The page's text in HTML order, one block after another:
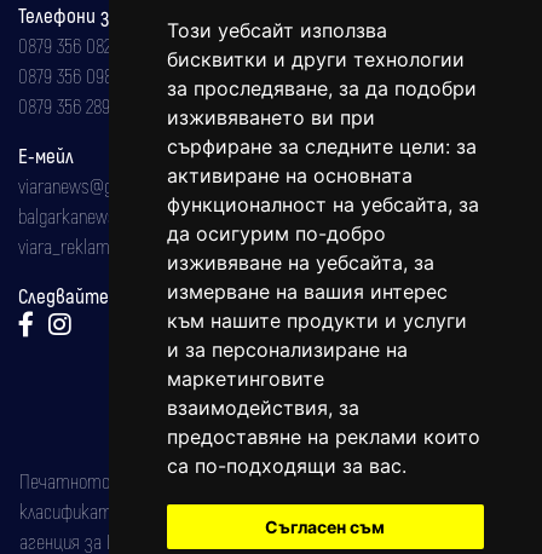
Този уебсайт използва
бисквитки и други технологии
за проследяване, за да подобри
изживяването ви при
сърфиране за следните цели: за
активиране на основната
функционалност на уебсайта, за
да осигурим по-добро
изживяване на уебсайта, за
измерване на вашия интерес
към нашите продукти и услуги
и за персонализиране на
маркетинговите
взаимодействия, за
предоставяне на реклами които
са по-подходящи за вас.
Съгласен съм
Телефони за реклама и абонаменти
0879 356 082
0879 356 098
0879 356 289
Е-мейл
viaranews@gmail.com
balgarkanews@gmail.com
viara_reklama@mail.bg
Следвайте ни:
Печатното издание на вестника е регистрирано в националния
класификатор на печатните издания (Българска национална
агенция за ISSN) под номер: ISSN 1312-4722.